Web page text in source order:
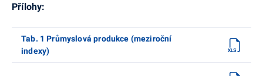
Přílohy:
Tab. 1 Průmyslová produkce (meziroční
indexy)